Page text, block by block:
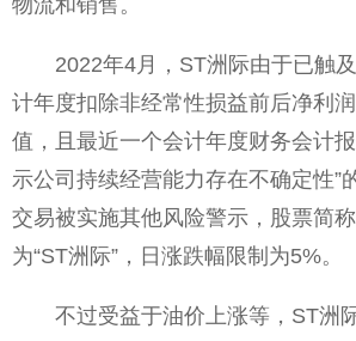
物流和销售。
2022年4月，ST洲际由于已触
计年度扣除非经常性损益前后净利
值，且最近一个会计年度财务会计
示公司持续经营能力存在不确定性”
交易被实施其他风险警示，股票简
为“ST洲际”，日涨跌幅限制为5%。
不过受益于油价上涨等，ST洲